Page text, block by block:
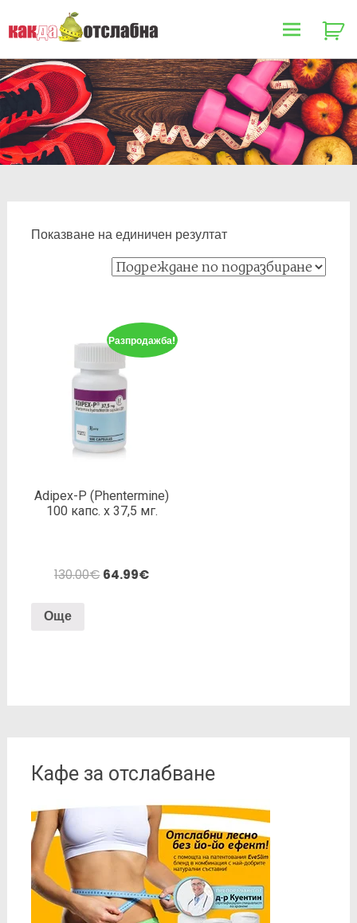
Как да отслабна
Skip
to
content
Показване на единичен резултат
Разпродажба!
Adipex-P (Phentermine)
100 капс. х 37,5 мг.
130.00€ 64.99€
Още
Кафе за отслабване